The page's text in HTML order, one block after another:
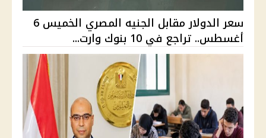
سعر الدولار مقابل الجنيه المصري الخميس 6
أغسطس.. تراجع في 10 بنوك وارت...